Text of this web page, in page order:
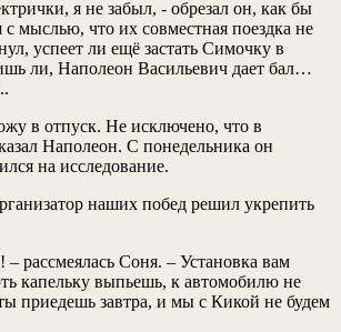
я не забыл, - обрезал он, как бы
с мыслью, что их совместная поездка не
успеет ли ещё застать Симочку в
ли, Наполеон Васильевич дает бал…
в отпуск. Не исключено, что в
Наполеон. С понедельника он
на исследование.
наших побед решил укрепить
рассмеялась Соня. – Установка вам
капельку выпьешь, к автомобилю не
приедешь завтра, и мы с Кикой не будем